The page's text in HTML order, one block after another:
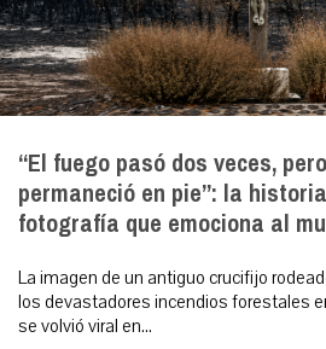
“El fuego pasó dos veces,
permaneció en pie”: la
fotografía que emociona al
La imagen de un antiguo crucifijo
los devastadores incendios forestales
se volvió viral en...